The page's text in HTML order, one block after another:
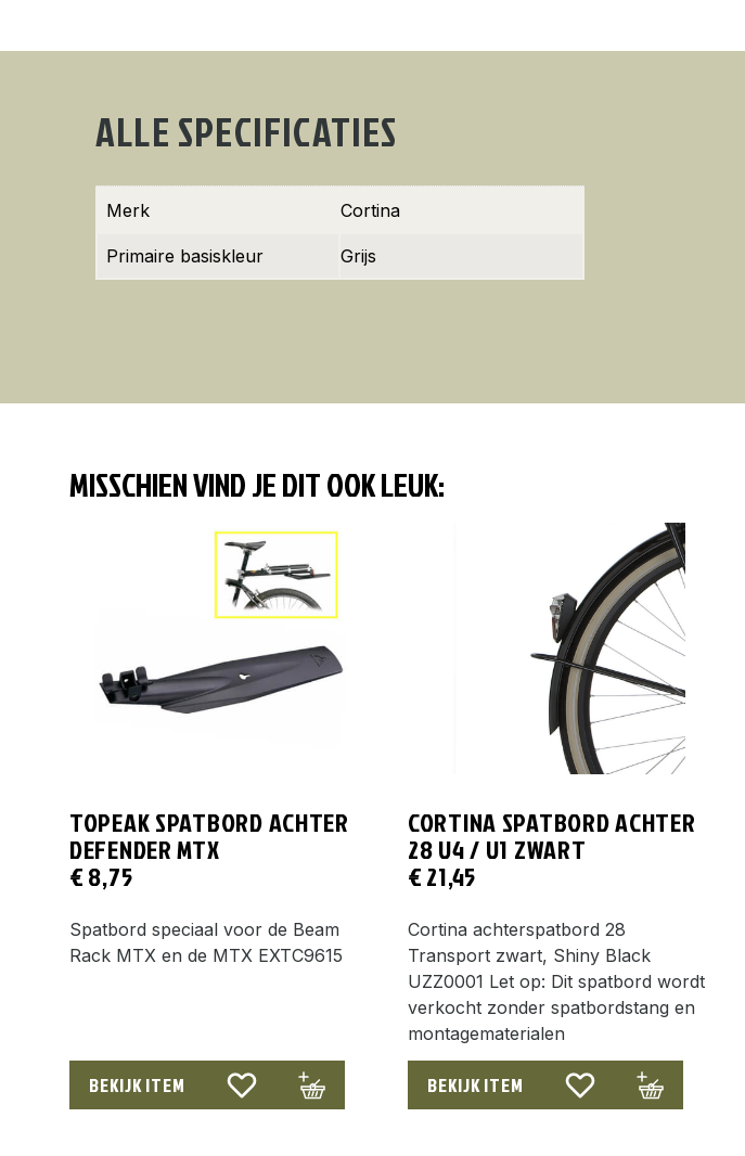
ALLE SPECIFICATIES
Merk Cortina
Primaire basiskleur Grijs
MISSCHIEN VIND JE DIT OOK LEUK:
TOPEAK SPATBORD ACHTER
DEFENDER MTX
€8,75
Spatbord speciaal voor de Beam
Rack MTX en de MTX EXTC9615
BEKIJK ITEM
CORTINA SPATBORD ACHTER
28 U4 / U1 ZWART
€21,45
Cortina achterspatbord 28
Transport zwart, Shiny Black
UZZ0001 Let op: Dit spatbord wordt
verkocht zonder spatbordstang en
montagematerialen
BEKIJK ITEM